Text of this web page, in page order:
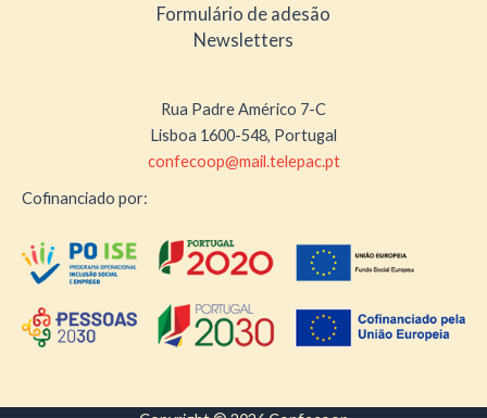
Formulário de adesão
Newsletters
Rua Padre Américo 7-C
Lisboa 1600-548, Portugal
confecoop@mail.telepac.pt
Cofinanciado por: